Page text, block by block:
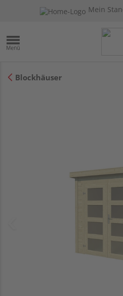
Mein
Blockhäuser